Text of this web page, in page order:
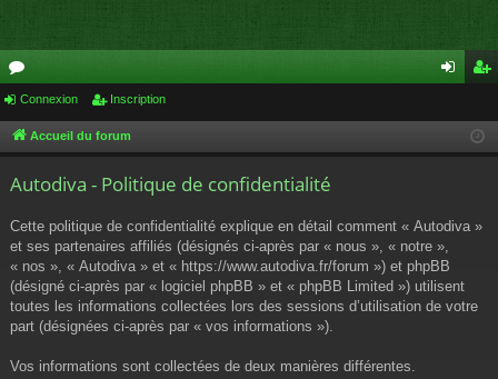
or
u cri
Connexion Inscription
Accueil du forum
Autodiva - Politique de confidentialité
Cette politique de confidentialité explique en détail comment « Autodiva »
et ses partenaires affiliés (désignés ci-après par « nous », « notre »,
« nos », « Autodiva » et « https://www.autodiva.fr/forum ») et phpBB
(désigné ci-après par « logiciel phpBB » et « phpBB Limited ») utilisent
toutes les informations collectées lors des sessions d’utilisation de votre
part (désignées ci-après par « vos informations »).
Vos informations sont collectées de deux manières différentes.